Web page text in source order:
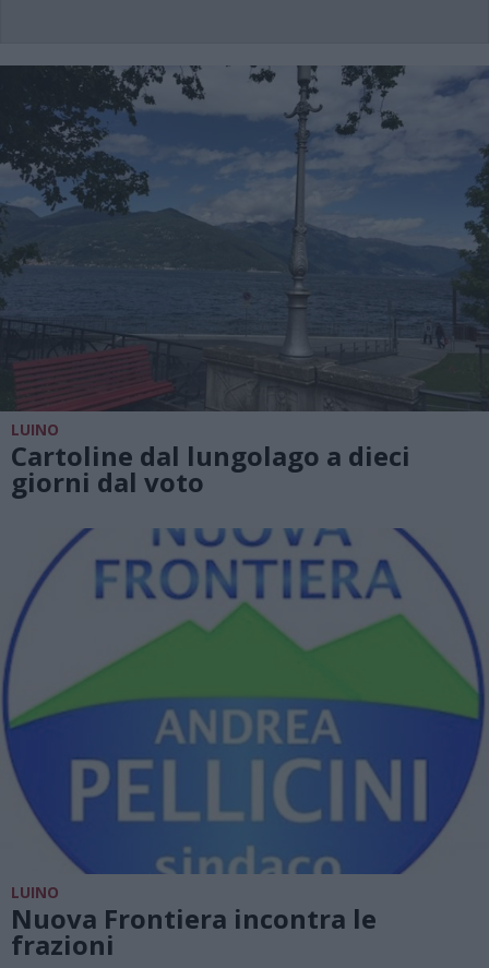
LUINO
Cartoline dal lungolago a dieci
giorni dal voto
LUINO
Nuova Frontiera incontra le
frazioni